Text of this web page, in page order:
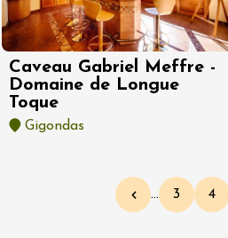
Caveau Gabriel Meffre -
Domaine de Longue
Toque
Gigondas
Page
… Page
3 4